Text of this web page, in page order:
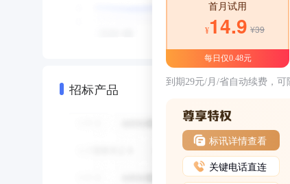
招标产品
首月试用
¥14.9 ¥39
每日仅0.48元
到期29元/月/省自动续费，可
标讯详情查看
关键电话直连